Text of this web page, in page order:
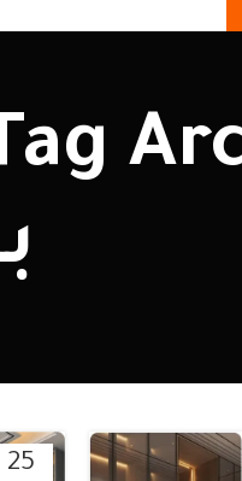
غرف نوم مودرن
غرف نوم نيو كلاسيك
25